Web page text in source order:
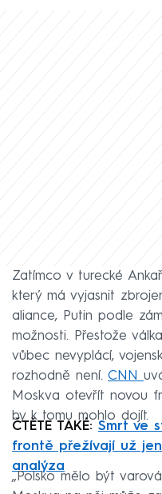
Zatímco v turecké
který má vyjasnit
aliance, Putin podle
možnosti. Přestože
vůbec nevyplácí,
rozhodně není. CNN
Moskva otevřít novou
by k tomu mohlo dojít.
ČTĚTE TAKÉ: Smrt ve
frontě přežívají už
analýza
„Polsko mělo být